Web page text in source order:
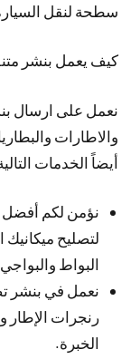
سطحة لنقل
كيف يعمل بنشر
نعمل على ارسال
والاطارات
أيضاً الخدمات
نؤمن لكم أفضل
لتصليح
البواط
نعمل في بنشر
رنجرات الإطار
الخبرة.